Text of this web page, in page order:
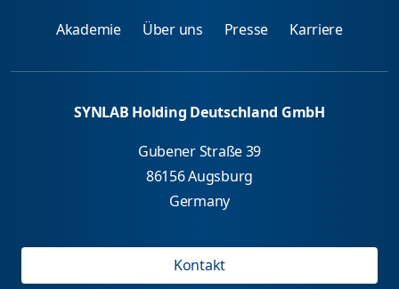
Akademie Über uns Presse Karriere
SYNLAB Holding Deutschland GmbH
Gubener Straße 39
86156 Augsburg
Germany
Kontakt